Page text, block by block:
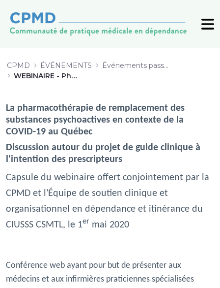
CPMD ÉVÉNEMENTS
Événements passés (archive)
WEBINAIRE - Pharmacothérapie de remplacement de SPA en contexte de COVID-19
La pharmacothérapie de remplacement des
substances psychoactives en contexte de la
COVID-19 au Québec
Discussion autour du projet de guide clinique à
l'intention des prescripteurs
Capsule du webinaire offert conjointement par la
CPMD et l'Équipe de soutien clinique et
organisationnel en dépendance et itinérance du
CIUSSS CSMTL, le 1er mai 2020
Conférence web ayant pour but de présenter aux
médecins et aux infirmières praticiennes spécialisées